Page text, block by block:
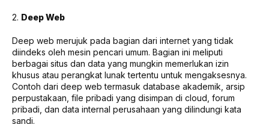
2. Deep Web
Deep web merujuk pada bagian dari internet yang tidak
diindeks oleh mesin pencari umum. Bagian ini meliputi
berbagai situs dan data yang mungkin memerlukan izin
khusus atau perangkat lunak tertentu untuk mengaksesnya.
Contoh dari deep web termasuk database akademik, arsip
perpustakaan, file pribadi yang disimpan di cloud, forum
pribadi, dan data internal perusahaan yang dilindungi kata
sandi.